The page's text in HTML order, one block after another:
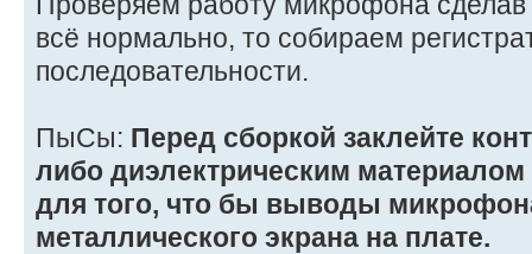
всё нормально, то собираем
последовательности.
ПыСы: Перед сборкой заклейте
либо диэлектрическим
для того, что бы выводы
металлического экрана на плате.